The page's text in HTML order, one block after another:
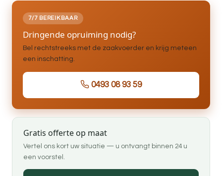
7/7 BEREIKBAAR
Dringende opruiming nodig?
Bel rechtstreeks met de zaakvoerder en krijg meteen
een inschatting.
0493 08 93 59
Gratis offerte op maat
Vertel ons kort uw situatie — u ontvangt binnen 24 u
een voorstel.